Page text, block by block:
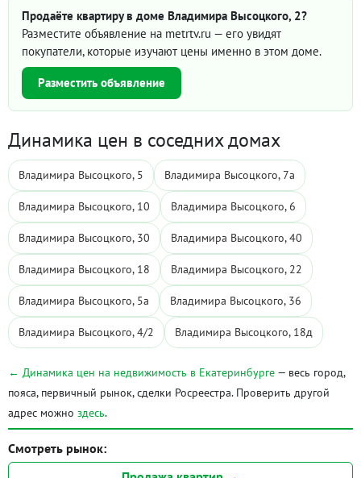
Продаёте квартиру в доме Владимира Высоцкого, 2?
Разместите объявление на metrtv.ru — его увидят
покупатели, которые изучают цены именно в этом доме.
Разместить объявление
Динамика цен в соседних домах
Владимира Высоцкого, 5 Владимира Высоцкого, 7а
Владимира Высоцкого, 10 Владимира Высоцкого, 6
Владимира Высоцкого, 30 Владимира Высоцкого, 40
Владимира Высоцкого, 18 Владимира Высоцкого, 22
Владимира Высоцкого, 5а Владимира Высоцкого, 36
Владимира Высоцкого, 4/2 Владимира Высоцкого, 18д
← Динамика цен на недвижимость в Екатеринбурге — весь город,
пояса, первичный рынок, сделки Росреестра. Проверить другой
адрес можно здесь.
Смотреть рынок: